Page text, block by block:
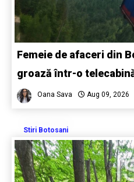
Femeie de afaceri din
groază într-o
Oana Sava Aug 09, 2026
Stiri Botosani